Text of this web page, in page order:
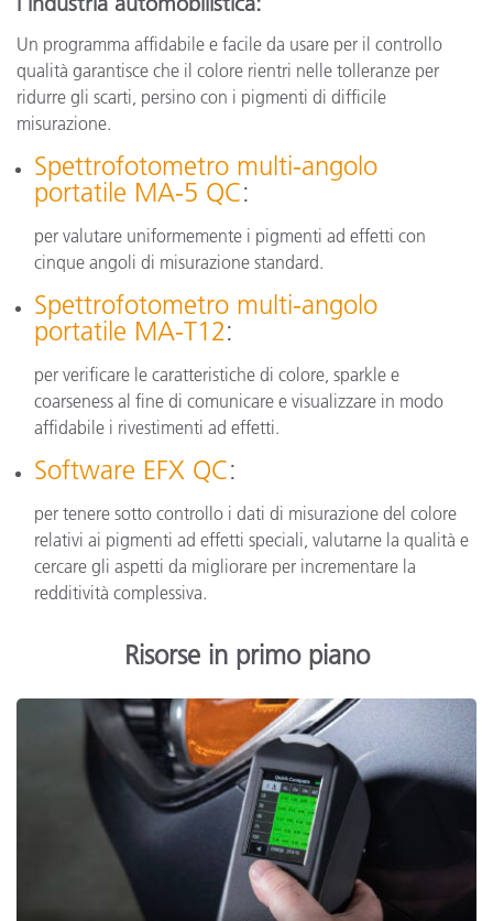
Un programma affidabile e facile da usare per il controllo
qualità garantisce che il colore rientri nelle tolleranze per
ridurre gli scarti, persino con i pigmenti di difficile
misurazione.
Spettrofotometro multi-angolo
portatile MA-5 QC:
per valutare uniformemente i pigmenti ad effetti con
cinque angoli di misurazione standard.
Spettrofotometro multi-angolo
portatile MA-T12:
per verificare le caratteristiche di colore, sparkle e
coarseness al fine di comunicare e visualizzare in modo
affidabile i rivestimenti ad effetti.
Software EFX QC:
per tenere sotto controllo i dati di misurazione del colore
relativi ai pigmenti ad effetti speciali, valutarne la qualità e
cercare gli aspetti da migliorare per incrementare la
redditività complessiva.
Risorse in primo piano